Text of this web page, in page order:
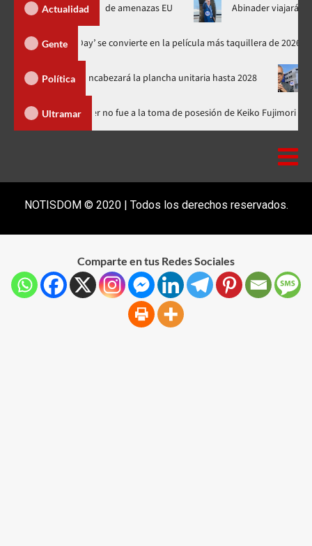
Actualidad
al fin de amenazas EU Abinader viajará a Colombia
Gente
‘Spider-Man: Brand New Day’ se convierte en la película más
Política
PRM y encabezará la plancha unitaria hasta 2028 Carlos
Ultramar Luis Abinader no fue a la toma de posesión de Keiko
NOTISDOM © 2020 | Todos los derechos reservados.
Comparte en tus Redes Sociales